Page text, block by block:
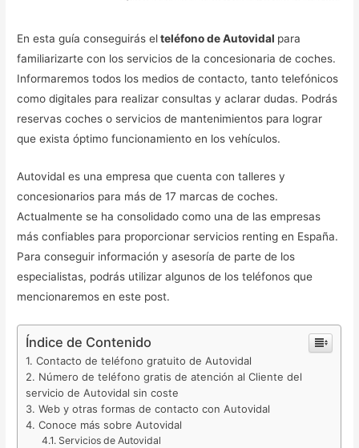
En esta guía conseguirás elteléfono de Autovidal para
familiarizarte con los servicios de la concesionaria de coches.
Informaremos todos los medios de contacto, tanto telefónicos
como digitales para realizar consultas y aclarar dudas. Podrás
reservas coches o servicios de mantenimientos para lograr
que exista óptimo funcionamiento en los vehículos.
Autovidal es una empresa que cuenta con talleres y
concesionarios para más de 17 marcas de coches.
Actualmente se ha consolidado como una de las empresas
más confiables para proporcionar servicios renting en España.
Para conseguir información y asesoría de parte de los
especialistas, podrás utilizar algunos de los teléfonos que
mencionaremos en este post.
Índice de Contenido
Contacto de teléfono gratuito de Autovidal
Número de teléfono gratis de atención al Cliente del
servicio de Autovidal sin coste
Web y otras formas de contacto con Autovidal
Conoce más sobre Autovidal
Servicios de Autovidal